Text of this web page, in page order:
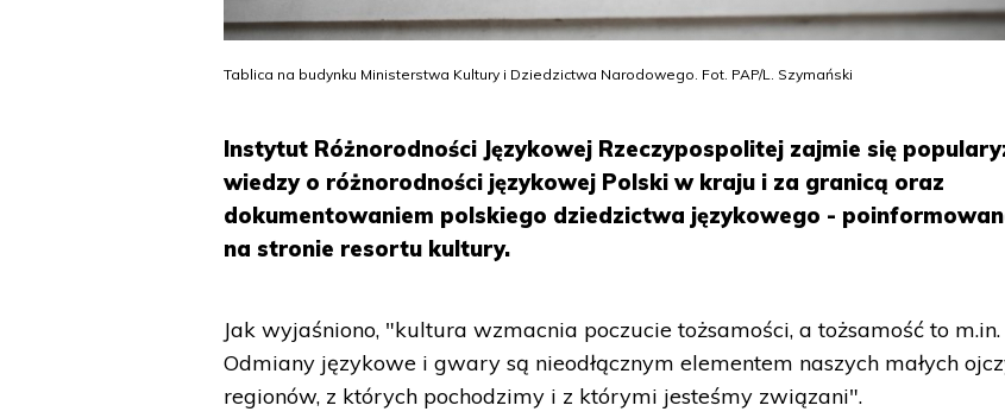
Tablica na budynku Ministerstwa Kultury i Dziedzictwa Narodowego. Fot. PAP/L. Szymański
Instytut Różnorodności Językowej Rzeczypospolitej zajmie się
wiedzy o różnorodności językowej Polski w kraju i za granicą oraz
dokumentowaniem polskiego dziedzictwa językowego -
na stronie resortu kultury.
Jak wyjaśniono, "kultura wzmacnia poczucie tożsamości, a tożsamość to m.in.
Odmiany językowe i gwary są nieodłącznym elementem naszych małych
regionów, z których pochodzimy i z którymi jesteśmy związani".